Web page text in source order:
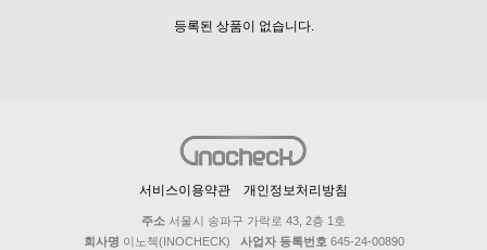
등록된 상품이 없습니다.
서비스이용약관 개인정보처리방침
주소 서울시 송파구 가락로 43, 2층 1호
회사명 이노첵(INOCHECK) 사업자 등록번호 645-24-00890